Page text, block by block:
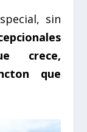
sin
crece,
que